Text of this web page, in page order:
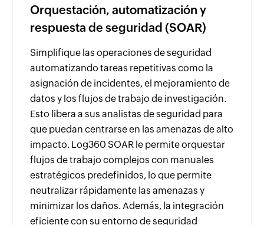
Orquestación, automatización y
respuesta de seguridad (SOAR)
Simplifique las operaciones de seguridad
automatizando tareas repetitivas como la
asignación de incidentes, el mejoramiento de
datos y los flujos de trabajo de investigación.
Esto libera a sus analistas de seguridad para
que puedan centrarse en las amenazas de alto
impacto. Log360 SOAR le permite orquestar
flujos de trabajo complejos con manuales
estratégicos predefinidos, lo que permite
neutralizar rápidamente las amenazas y
minimizar los daños. Además, la integración
eficiente con su entorno de seguridad